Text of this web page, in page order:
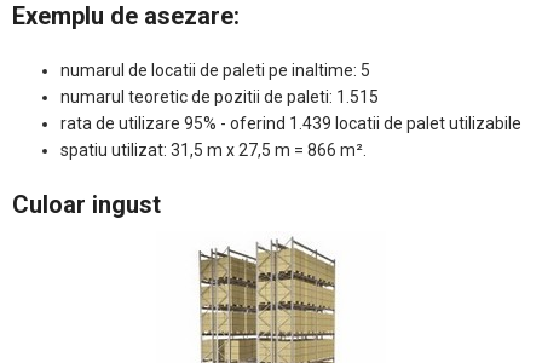
Exemplu de asezare:
numarul de locatii de paleti pe inaltime: 5
numarul teoretic de pozitii de paleti: 1.515
rata de utilizare 95% - oferind 1.439 locatii de palet utilizabile
spatiu utilizat: 31,5 m x 27,5 m = 866 m².
Culoar ingust